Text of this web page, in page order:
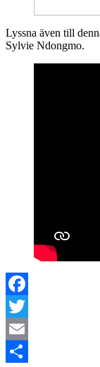
Lyssna även till
Sylvie Ndongmo.
Facebook
Twitter
Email